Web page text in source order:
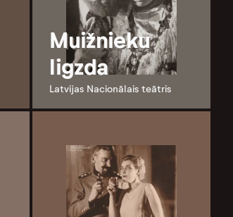
Muižnieku
ligzda
Latvijas Nacionālais teātris